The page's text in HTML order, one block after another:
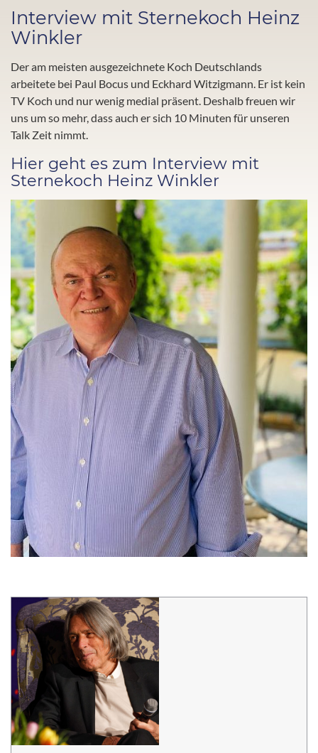
Interview mit Sternekoch Heinz
Winkler
Der am meisten ausgezeichnete Koch Deutschlands
arbeitete bei Paul Bocus und Eckhard Witzigmann. Er ist kein
TV Koch und nur wenig medial präsent. Deshalb freuen wir
uns um so mehr, dass auch er sich 10 Minuten für unseren
Talk Zeit nimmt.
Hier geht es zum Interview mit
Sternekoch Heinz Winkler